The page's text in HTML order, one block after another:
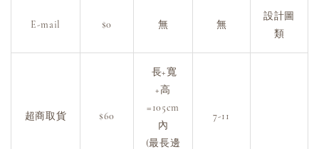
E-mail $0 無 無
設計圖
類
超商取貨 $60
長+寬
+高
=105cm
內
(最長邊
7-11